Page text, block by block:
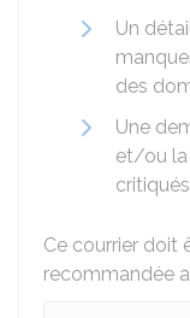
Un
des
Une
et/ou la
Ce courrier doit
recommandée